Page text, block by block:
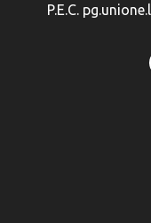
P.E.C.